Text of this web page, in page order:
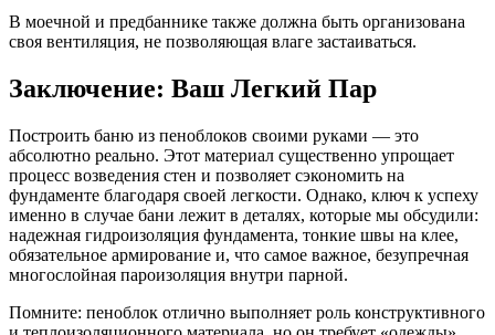
В моечной и предбаннике также должна быть организована
своя вентиляция, не позволяющая влаге застаиваться.
Заключение: Ваш Легкий Пар
Построить баню из пеноблоков своими руками — это
абсолютно реально. Этот материал существенно упрощает
процесс возведения стен и позволяет сэкономить на
фундаменте благодаря своей легкости. Однако, ключ к успеху
именно в случае бани лежит в деталях, которые мы обсудили:
надежная гидроизоляция фундамента, тонкие швы на клее,
обязательное армирование и, что самое важное, безупречная
многослойная пароизоляция внутри парной.
Помните: пеноблок отлично выполняет роль конструктивного